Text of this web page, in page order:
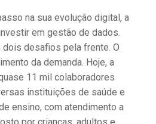
na sua evolução digital, a
em gestão de dados.
dois desafios pela frente. O
da demanda. Hoje, a
11 mil colaboradores
instituições de saúde e
ensino, com atendimento a